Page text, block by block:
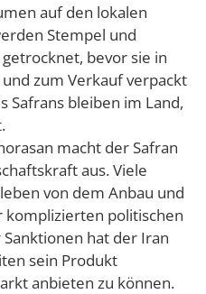
auf den lokalen
Stempel und
bevor sie in
zum Verkauf verpackt
Safrans bleiben im Land,
macht der Safran
aus. Viele
von dem Anbau und
komplizierten politischen
hat der Iran
sein Produkt
anbieten zu können.